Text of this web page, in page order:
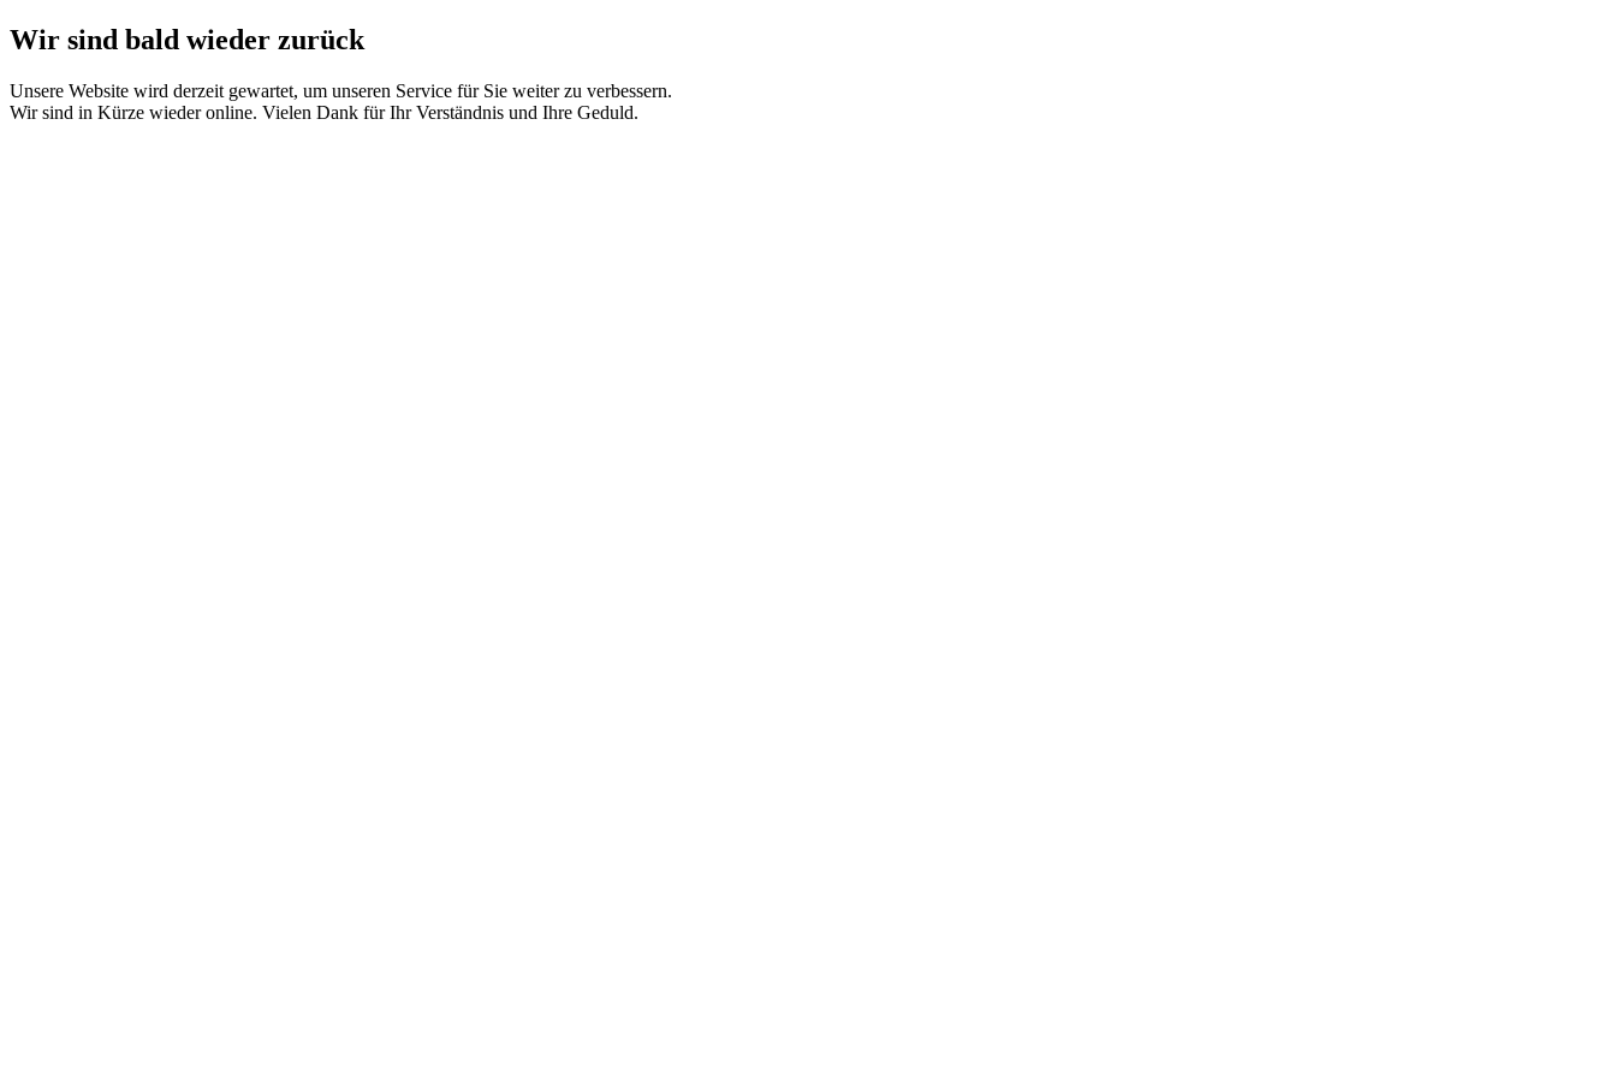
Wir sind bald wieder zurück
Unsere Website wird derzeit gewartet, um unseren Service für Sie weiter zu verbessern.
Wir sind in Kürze wieder online. Vielen Dank für Ihr Verständnis und Ihre Geduld.